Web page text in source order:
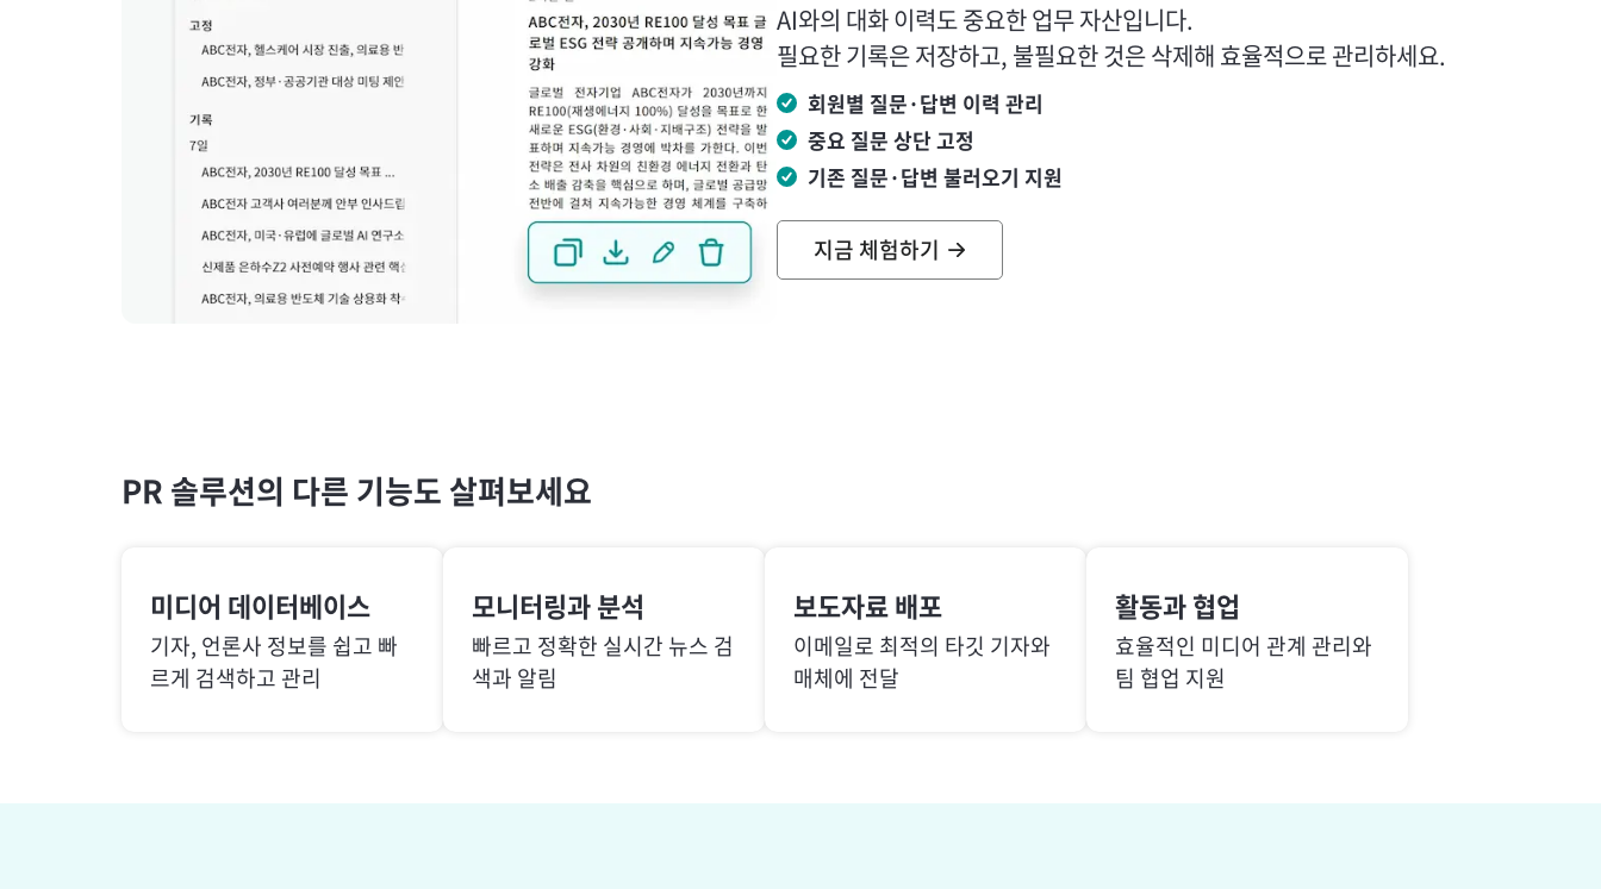
AI와의 대화 이력도 중요한 업무 자산입니다.
필요한 기록은 저장하고, 불필요한 것은 삭제해 효율적으로 관리하세요.
회원별 질문·답변 이력 관리
중요 질문 상단 고정
기존 질문·답변 불러오기 지원
지금 체험하기
PR 솔루션의 다른 기능도 살펴보세요
미디어 데이터베이스
기자, 언론사 정보를 쉽고 빠
르게 검색하고 관리
모니터링과 분석
빠르고 정확한 실시간 뉴스 검
색과 알림
보도자료 배포
이메일로 최적의 타깃 기자와
매체에 전달
활동과 협업
효율적인 미디어 관계 관리와
팀 협업 지원